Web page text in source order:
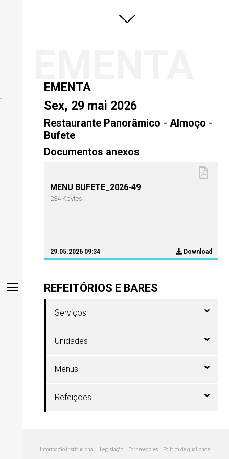
EMENTA
Sex, 29 mai 2026
Restaurante Panorâmico - Almoço -
Bufete
Documentos anexos
MENU BUFETE_2026-49
234 Kbytes
29.05.2026 09:34 Download
REFEITÓRIOS E BARES
Serviços
Unidades
Menus
Refeições
Informação institucional Legislação Fornecedores Política de qualidade